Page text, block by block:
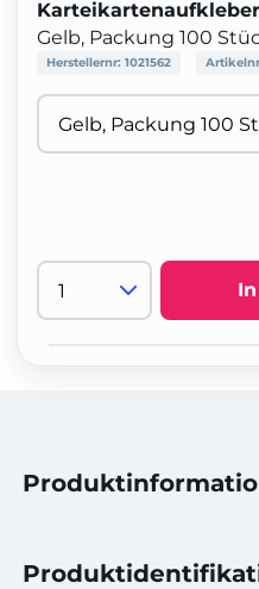
Karteikartenaufkleber
Gelb, Packung 100
Herstellernr: 1021562